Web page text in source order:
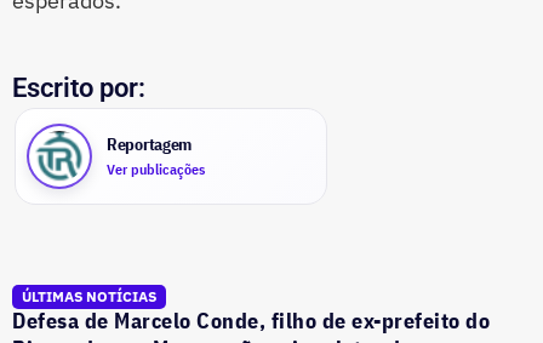
Escrito por:
Reportagem
Ver publicações
ÚLTIMAS NOTÍCIAS
Defesa de Marcelo Conde, filho de ex-prefeito do